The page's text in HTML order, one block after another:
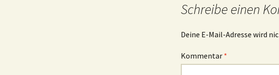
Schreibe einen
Deine E-Mail-Adresse wird
Kommentar *